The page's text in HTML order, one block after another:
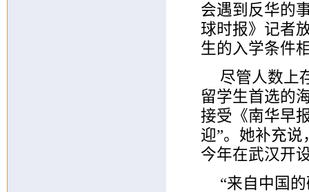
会遇到反华的
球时报》记者
生的入学条件
尽管人数上
留学生首选的
接受《南华早
迎”。她补充
今年在武汉开
“来自中国